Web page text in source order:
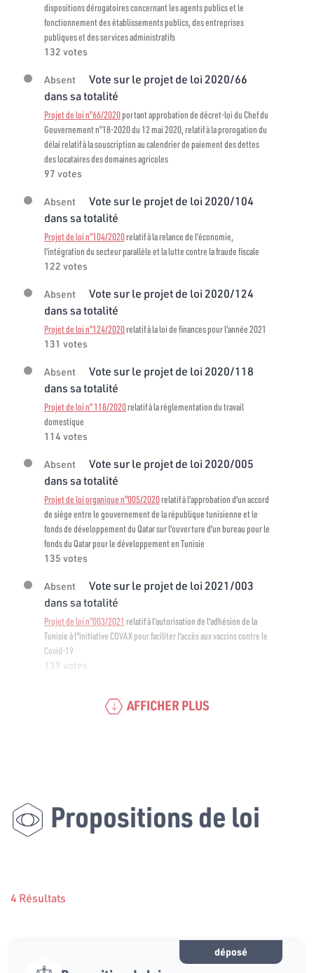
dispositions dérogatoires concernant les agents publics et le
fonctionnement des établissements publics, des entreprises
publiques et des services administratifs
132 votes
Absent
Vote sur le projet de loi 2020/66
dans sa totalité
Projet de loi n°66/2020portant approbation de décret-loi du Chef du
Gouvernement n°18-2020 du 12 mai 2020, relatif à la prorogation du
délai relatif à la souscription au calendrier de paiement des dettes
des locataires des domaines agricoles
97 votes
Absent
Vote sur le projet de loi 2020/104
dans sa totalité
Projet de loi n°104/2020relatif à la relance de l'économie,
l'intégration du secteur parallèle et la lutte contre la fraude fiscale
122 votes
Absent
Vote sur le projet de loi 2020/124
dans sa totalité
Projet de loi n°124/2020relatif à la loi de finances pour l'année 2021
131 votes
Absent
Vote sur le projet de loi 2020/118
dans sa totalité
Projet de loi n° 118/2020relatif à la réglementation du travail
domestique
114 votes
Absent
Vote sur le projet de loi 2020/005
dans sa totalité
Projet de loi organique n°005/2020relatif à l'approbation d'un accord
de siège entre le gouvernement de la république tunisienne et le
fonds de développement du Qatar sur l'ouverture d'un bureau pour le
fonds du Qatar pour le développement en Tunisie
135 votes
Absent
Vote sur le projet de loi 2021/003
dans sa totalité
Projet de loi n°003/2021 relatif à l’autorisation de l'adhésion de la
Tunisie à l"initiative COVAX pour faciliter l'accès aux vaccins contre le
Covid-19
139 votes
AFFICHER PLUS
Propositions de loi
4 Résultats
déposé